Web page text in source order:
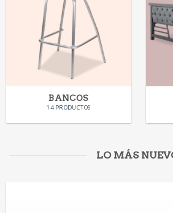
BANCOS
14 PRODUCTOS
LO MÁS